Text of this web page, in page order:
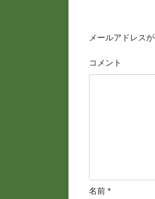
メールアドレス
コメント
名前 *